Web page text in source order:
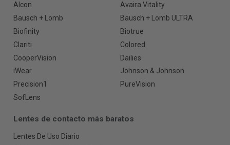
Alcon
Avaira Vitality
Bausch + Lomb
Bausch + Lomb ULTRA
Biofinity
Biotrue
Clariti
Colored
CooperVision
Dailies
iWear
Johnson & Johnson
Precision1
PureVision
SofLens
Lentes de contacto más baratos
Lentes De Uso Diario